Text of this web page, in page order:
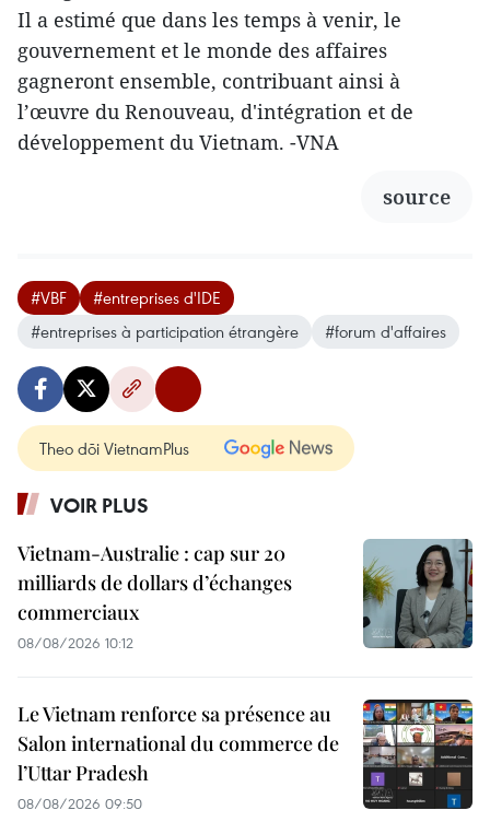
Il a estimé que dans les temps à venir, le
gouvernement et le monde des affaires
gagneront ensemble, contribuant ainsi à
l’œuvre du Renouveau, d'intégration et de
développement du Vietnam. -VNA
source
#VBF
#entreprises d'IDE
#entreprises à participation étrangère
#forum d'affaires
Theo dõi VietnamPlus
VOIR PLUS
Vietnam-Australie : cap sur 20
milliards de dollars d’échanges
commerciaux
08/08/2026 10:12
Le Vietnam renforce sa présence au
Salon international du commerce de
l’Uttar Pradesh
08/08/2026 09:50